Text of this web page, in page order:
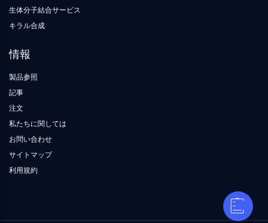
生体分子結合サービス
キラル合成
情報
製品参照
記事
注文
私たちに関しては
お問い合わせ
サイトマップ
利用規約